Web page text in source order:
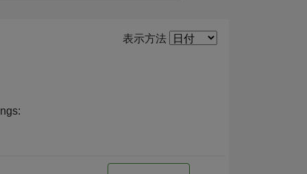
Filter2
表示方法